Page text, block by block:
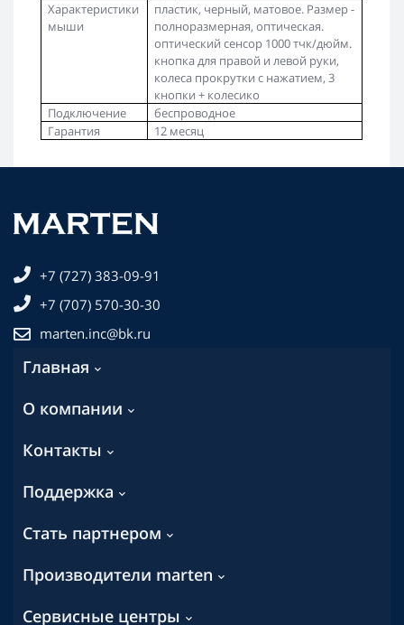
Характеристики
мыши
пластик, черный, матовое. Размер -
полноразмерная, оптическая.
оптический сенсор 1000 тчк/дюйм.
кнопка для правой и левой руки,
колеса прокрутки с нажатием, 3
кнопки + колесико
Подключение
беспроводное
Гарантия
12 месяц
+7 (727) 383-09-91
+7 (707) 570-30-30
marten.inc@bk.ru
Главная
О компании
Контакты
Поддержка
Стать партнером
Производители marten
Сервисные центры